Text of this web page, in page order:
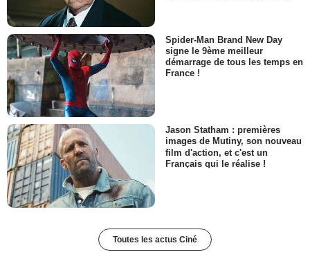
Spider-Man Brand New Day
signe le 9ème meilleur
démarrage de tous les temps en
France !
Jason Statham : premières
images de Mutiny, son nouveau
film d'action, et c'est un
Français qui le réalise !
Toutes les actus Ciné